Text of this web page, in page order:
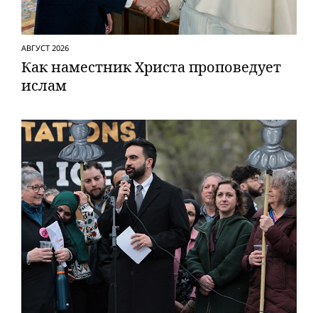
АВГУСТ 2026
Как наместник Христа проповедует
ислам